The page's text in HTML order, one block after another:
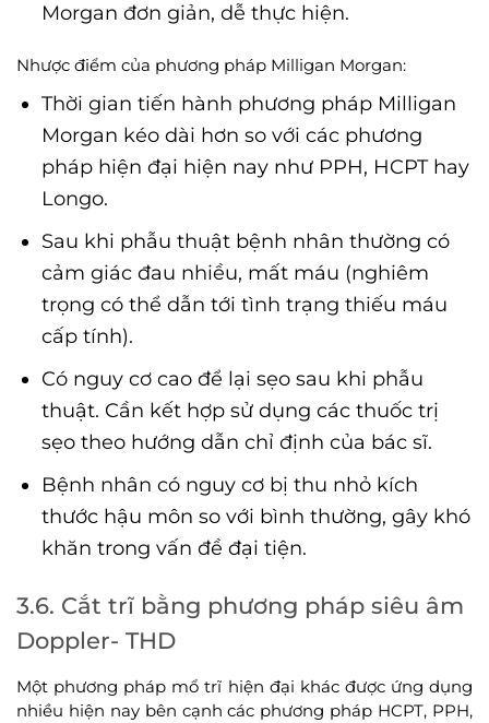
Morgan đơn giản, dễ thực hiện.
Nhược điểm của phương pháp Milligan Morgan:
Thời gian tiến hành phương pháp Milligan
Morgan kéo dài hơn so với các phương
pháp hiện đại hiện nay như PPH, HCPT hay
Longo.
Sau khi phẫu thuật bệnh nhân thường có
cảm giác đau nhiều, mất máu (nghiêm
trọng có thể dẫn tới tình trạng thiếu máu
cấp tính).
Có nguy cơ cao để lại sẹo sau khi phẫu
thuật. Cần kết hợp sử dụng các thuốc trị
sẹo theo hướng dẫn chỉ định của bác sĩ.
Bệnh nhân có nguy cơ bị thu nhỏ kích
thước hậu môn so với bình thường, gây khó
khăn trong vấn đề đại tiện.
3.6. Cắt trĩ bằng phương pháp siêu âm
Doppler- THD
Một phương pháp mổ trĩ hiện đại khác được ứng dụng
nhiều hiện nay bên cạnh các phương pháp HCPT, PPH,